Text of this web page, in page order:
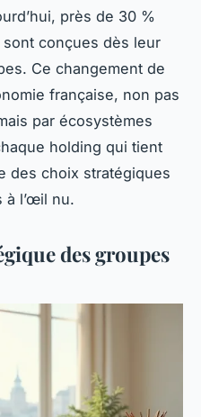
près de 30 %
conçues dès leur
Ce changement de
française, non pas
par écosystèmes
holding qui tient
des choix stratégiques
à l’œil nu.
des groupes